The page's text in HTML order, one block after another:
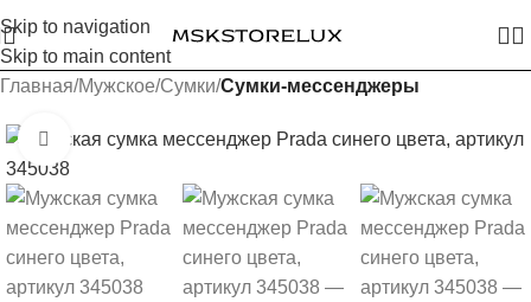
Skip to navigation
Skip to main content
Главная Мужское Сумки Сумки-мессенджеры
Увеличить изображение